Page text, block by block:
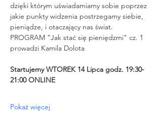
dzięki którym uświadamiamy sobie poprzez
jakie punkty widzenia postrzegamy siebie,
pieniądze, i otaczający nas świat.
PROGRAM "Jak stać się pieniędzmi" cz. 1
prowadzi Kamila Dolota
Startujemy WTOREK 14 Lipca godz. 19:30-
21:00 ONLINE
Pokaż więcej